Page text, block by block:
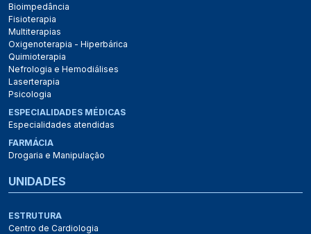
Bioimpedância
Fisioterapia
Multiterapias
Oxigenoterapia - Hiperbárica
Quimioterapia
Nefrologia e Hemodiálises
Laserterapia
Psicologia
ESPECIALIDADES MÉDICAS
Especialidades atendidas
FARMÁCIA
Drogaria e Manipulação
UNIDADES
ESTRUTURA
Centro de Cardiologia